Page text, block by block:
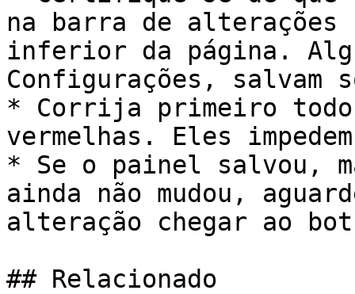
na barra de alterações
inferior da página.
Configurações, salvam
* Corrija primeiro todos
vermelhas. Eles
* Se o painel salvou,
ainda não mudou,
alteração chegar ao
## Relacionado